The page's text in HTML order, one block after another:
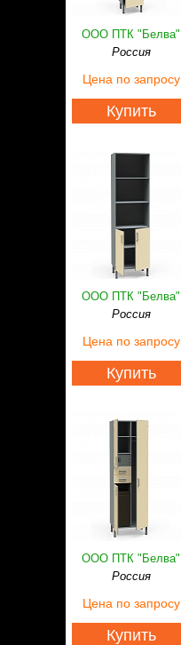
ООО ПТК "Белва"
Россия
Цена по запросу
Купить
ООО ПТК "Белва"
Россия
Цена по запросу
Купить
ООО ПТК "Белва"
Россия
Цена по запросу
Купить